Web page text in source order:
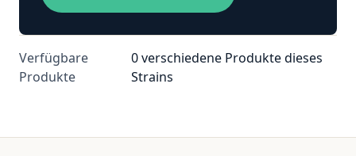
Verfügbare
Produkte
0 verschiedene Produkte dieses
Strains